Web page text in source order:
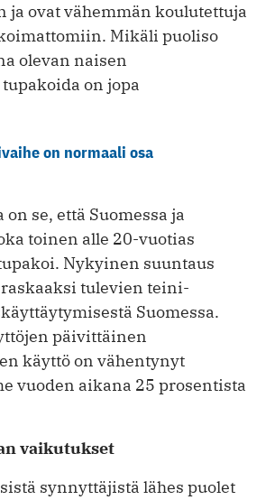
ja ovat vähemmän koulutettuja
Mikäli puoliso
olevan naisen
on jopa
on normaali osa
se, että Suomessa ja
toinen alle 20-vuotias
Nykyinen suuntaus
tulevien ­teini-
Suomessa.
päivittäinen
käyttö on vähentynyt
vuoden aikana 25 prosentista
vaikutukset
synnyttäjistä lähes puolet